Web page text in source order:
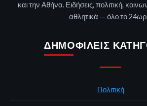
και την Αθήνα. Ειδήσεις, πολιτική,
αθλητικά — όλο το
ΔΗΜΟΦΙΛΕΊΣ
Πολιτική